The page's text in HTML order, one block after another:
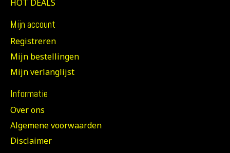
HOT DEALS
Mijn account
Registreren
Mijn bestellingen
Mijn verlanglijst
Informatie
Over ons
Algemene voorwaarden
Disclaimer